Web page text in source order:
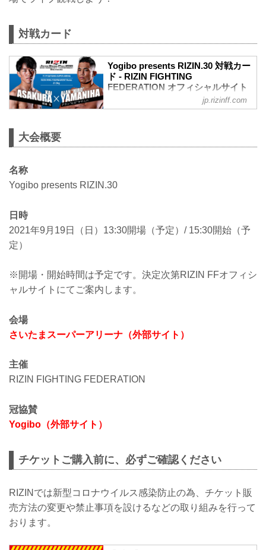
対戦カード
Yogibo presents RIZIN.30 対戦カー
ド - RIZIN FIGHTING
FEDERATION オフィシャルサイト
バンタム級トーナメント 2回戦／朝倉海
朝倉海 vs. アラン“ヒロ”ヤマニハ
RIZIN MMAトーナメントルール：5分
博正 vs. 大塚隆史
RIZIN MMAトーナメントルール：5分
バンタム...
jp.rizinff.com
大会概要
名称
Yogibo presents RIZIN.30
日時
2021年9月19日（日）13:30開場（予定）/ 15:30開始（予
定）
※開場・開始時間は予定です。決定次第RIZIN FFオフィシ
ャルサイトにてご案内します。
会場
さいたまスーパーアリーナ（外部サイト）
主催
RIZIN FIGHTING FEDERATION
冠協賛
Yogibo（外部サイト）
チケットご購入前に、必ずご確認ください
RIZINでは新型コロナウイルス感染防止の為、チケット販
売方法の変更や禁止事項を設けるなどの取り組みを行って
おります。